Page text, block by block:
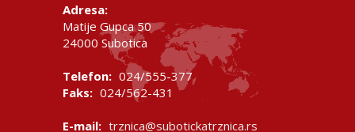
Adresa:
Matije Gupca 50
24000 Subotica
Telefon: 024/555-377
Faks: 024/562-431
E-mail: trznica@subotickatrznica.rs